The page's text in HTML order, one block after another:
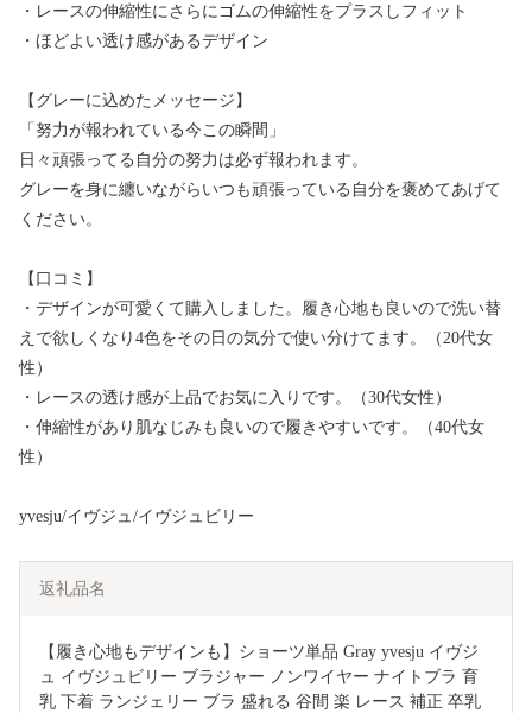
・レースの伸縮性にさらにゴムの伸縮性をプラスしフィット
・ほどよい透け感があるデザイン
【グレーに込めたメッセージ】
「努力が報われている今この瞬間」
日々頑張ってる自分の努力は必ず報われます。
グレーを身に纏いながらいつも頑張っている自分を褒めてあげて
ください。
【口コミ】
・デザインが可愛くて購入しました。履き心地も良いので洗い替
えで欲しくなり4色をその日の気分で使い分けてます。（20代女
性）
・レースの透け感が上品でお気に入りです。（30代女性）
・伸縮性があり肌なじみも良いので履きやすいです。（40代女
性）
yvesju/イヴジュ/イヴジュビリー
返礼品名
【履き心地もデザインも】ショーツ単品 Gray yvesju イヴジ
ュ イヴジュビリー ブラジャー ノンワイヤー ナイトブラ 育
乳 下着 ランジェリー ブラ 盛れる 谷間 楽 レース 補正 卒乳